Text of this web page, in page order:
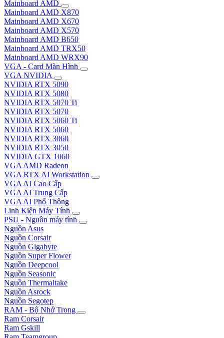
Mainboard AMD
Mainboard AMD X870
Mainboard AMD X670
Mainboard AMD X570
Mainboard AMD B650
Mainboard AMD TRX50
Mainboard AMD WRX90
VGA - Card Màn Hình
VGA NVIDIA
NVIDIA RTX 5090
NVIDIA RTX 5080
NVIDIA RTX 5070 Ti
NVIDIA RTX 5070
NVIDIA RTX 5060 Ti
NVIDIA RTX 5060
NVIDIA RTX 3060
NVIDIA RTX 3050
NVIDIA GTX 1060
VGA AMD Radeon
VGA RTX AI Workstation
VGA AI Cao Cấp
VGA AI Trung Cấp
VGA AI Phổ Thông
Linh Kiện Máy Tính
PSU - Nguồn máy tính
Nguồn Asus
Nguồn Corsair
Nguồn Gigabyte
Nguồn Super Flower
Nguồn Deepcool
Nguồn Seasonic
Nguồn Thermaltake
Nguồn Asrock
Nguồn Segotep
RAM - Bộ Nhớ Trong
Ram Corsair
Ram Gskill